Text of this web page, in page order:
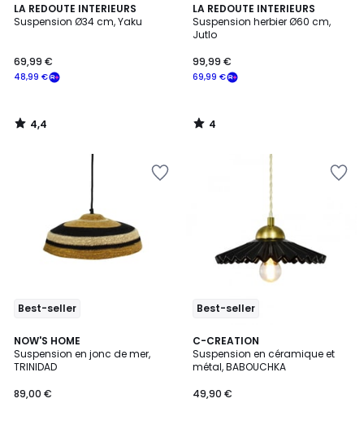
LA REDOUTE INTERIEURS
Suspension Ø34 cm, Yaku
48,99 €
69,99 €
4,4
/ 5
4,4
/
LA REDOUTE INTERIEURS
Suspension herbier Ø60 cm,
Jutlo
69,99 €
99,99 €
4
/
5
4
/
Best-seller
NOW'S HOME
Suspension en jonc de mer,
TRINIDAD
89,00 €
5
/
5
Best-seller
C-CREATION
Suspension en céramique et
métal, BABOUCHKA
49,90 €
5
/
5
4
Couleurs